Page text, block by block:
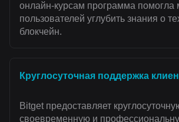
онлайн-курсам программа помогла
пользователей углубить знания о
блокчейн.
Круглосуточная поддержка
Bitget предоставляет
своевременную и